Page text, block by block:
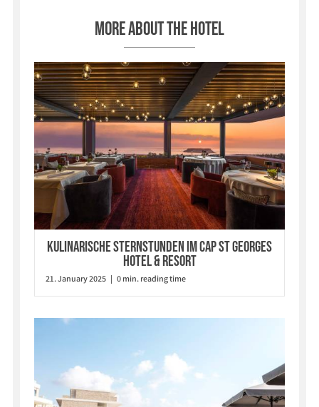
More about the hotel
Kulinarische Sternstunden im Cap St Georges
Hotel & Resort
21. January 2025 | 0 min. reading time